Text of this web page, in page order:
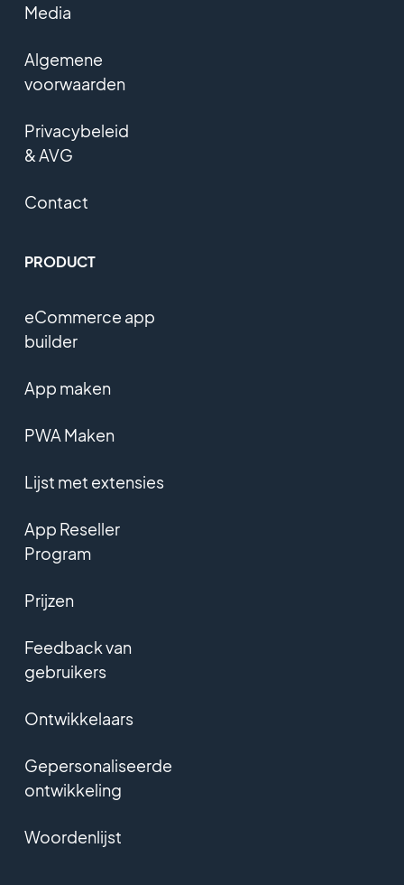
Media
Algemene
voorwaarden
Privacybeleid
& AVG
Contact
PRODUCT
eCommerce app
builder
App maken
PWA Maken
Lijst met extensies
App Reseller
Program
Prijzen
Feedback van
gebruikers
Ontwikkelaars
Gepersonaliseerde
ontwikkeling
Woordenlijst